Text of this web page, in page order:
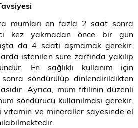
mumları en fazla 2 saat sonra
kez yakmadan önce bir gün
da 4 saati aşmamak gerekir.
istenilen süre zarfında yakılıp
En sağlıklı kullanım için
söndürülüp dinlendirildikten
Ayrıca, mum fitilinin düzenli
söndürücü kullanılması gerekir.
vitamin ve mineraller sayesinde el